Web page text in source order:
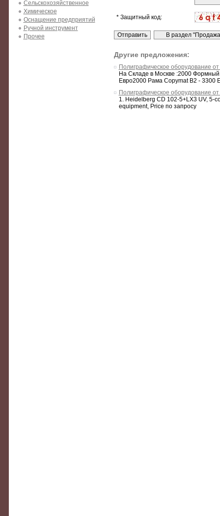
Сельскохозяйственное
Химическое
Оснащение предприятий
Ручной инструмент
Прочее
* Защитный код:
Другие предложения:
Полиграфическое оборудование
На Складе в Москве :2000
Евро2000 Рама Copymat B2 - 3300
Полиграфическое оборудование
1. Heidelberg CD 102-5+LX3 UV, 5-
equipment, Price по запросу